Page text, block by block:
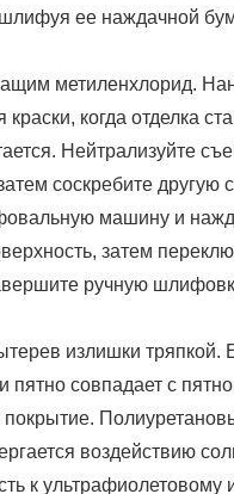
ее наждачной
метиленхлорид.
когда отделка
Нейтрализуйте
соскребите другую
машину и
затем
ручную
излишки тряпкой.
пятно совпадает с
воздействию
к ультрафиолетовому